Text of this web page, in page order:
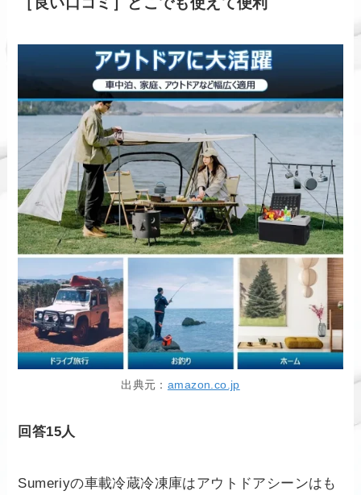
出典元： amazon.co.jp
回答15人
Sumeriyの車載冷蔵冷凍庫はアウトドアシーンはも